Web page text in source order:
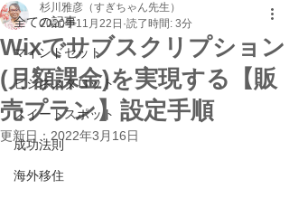
全ての記事
マインドセット
ビジネスタロット
スイートスポット
成功法則
海外移住
Wixでサブスクリプション
(月額課金)を実現する【販
売プラン】設定手順
杉川雅彦（すぎちゃん先生）
2020年11月22日 読了時間: 3分
更新日： 2022年3月16日